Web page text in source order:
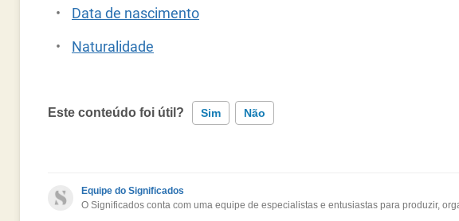
Data de nascimento
Naturalidade
Este conteúdo foi útil? Sim Não
Este conteúdo não tem a informação que procuro
Equipe do Significados
O Significados conta com uma equipe de especialistas e entusiastas para produzir,